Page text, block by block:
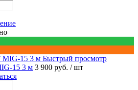
Быстрый просмотр
15 3 м 3 900 руб. / шт